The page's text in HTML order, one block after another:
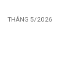
THÁNG 5/2026